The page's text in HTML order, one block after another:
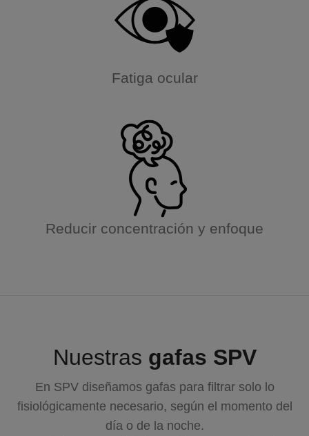
Fatiga ocular
Reducir concentración y enfoque
Nuestras gafas SPV
En SPV diseñamos gafas para filtrar solo lo
fisiológicamente necesario, según el momento del
día o de la noche.